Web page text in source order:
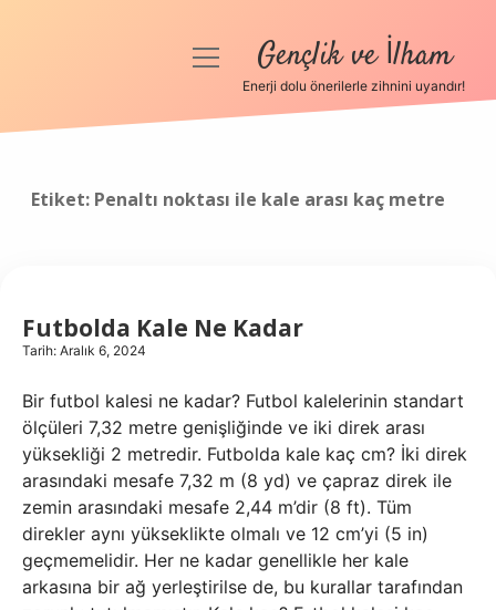
Anasayfa
menüyüGençlik ve İlham
Enerji dolu önerilerle zihnini uyandır!
Etiket: Penaltı noktası ile kale arası kaç metre
Futbolda Kale Ne Kadar
Tarih: Aralık 6, 2024
Bir futbol kalesi ne kadar? Futbol kalelerinin standart
ölçüleri 7,32 metre genişliğinde ve iki direk arası
yüksekliği 2 metredir. Futbolda kale kaç cm? İki direk
arasındaki mesafe 7,32 m (8 yd) ve çapraz direk ile
zemin arasındaki mesafe 2,44 m’dir (8 ft). Tüm
direkler aynı yükseklikte olmalı ve 12 cm’yi (5 in)
geçmemelidir. Her ne kadar genellikle her kale
arkasına bir ağ yerleştirilse de, bu kurallar tarafından